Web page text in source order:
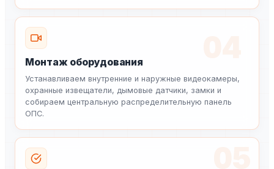
Монтаж оборудования
Устанавливаем внутренние и наружные видеокамеры,
охранные извещатели, дымовые датчики, замки и
собираем центральную распределительную панель
ОПС.